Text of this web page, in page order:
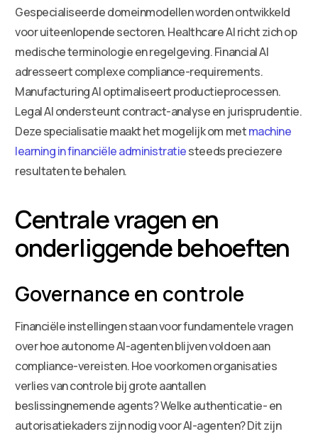
Gespecialiseerde domeinmodellen worden ontwikkeld
voor uiteenlopende sectoren. Healthcare AI richt zich op
medische terminologie en regelgeving. Financial AI
adresseert complexe compliance-requirements.
Manufacturing AI optimaliseert productieprocessen.
Legal AI ondersteunt contract-analyse en jurisprudentie.
Deze specialisatie maakt het mogelijk om metmachine
learning in financiële administratiesteeds preciezere
resultaten te behalen.
Centrale vragen en
onderliggende behoeften
Governance en controle
Financiële instellingen staan voor fundamentele vragen
over hoe autonome AI-agenten blijven voldoen aan
compliance-vereisten. Hoe voorkomen organisaties
verlies van controle bij grote aantallen
beslissingnemende agents? Welke authenticatie- en
autorisatiekaders zijn nodig voor AI-agenten? Dit zijn